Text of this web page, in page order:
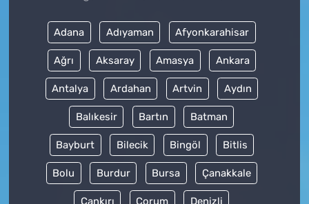
Adana Adıyaman Afyonkarahisar
Ağrı Aksaray Amasya Ankara
Antalya Ardahan Artvin Aydın
Balıkesir Bartın Batman
Bayburt Bilecik Bingöl Bitlis
Bolu Burdur Bursa Çanakkale
Çankırı Çorum Denizli